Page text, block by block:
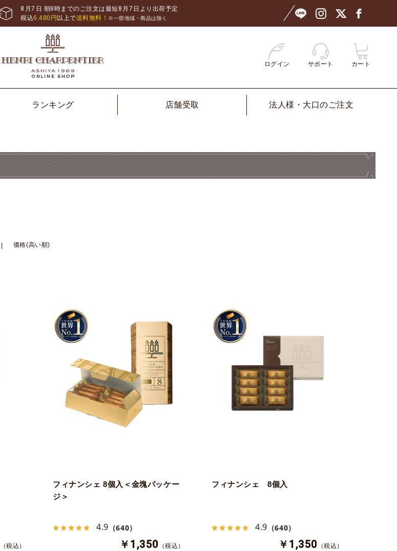
8 月 7 日 朝8時までのご注文は最短 8 月 7 日より出荷予定
税込6,480 円 以上で送料無料！ ※一部地域・商品は除く
ログイン サポート カート
ランキング 店舗受取 法人様・大口のご注文
価格(高い順)
（税込）
フィナンシェ 8個入＜金塊パッケー
ジ＞
4.9 （640）
￥1,350 （税込）
フィナンシェ 8個入
4.9 （640）
￥1,350 （税込）